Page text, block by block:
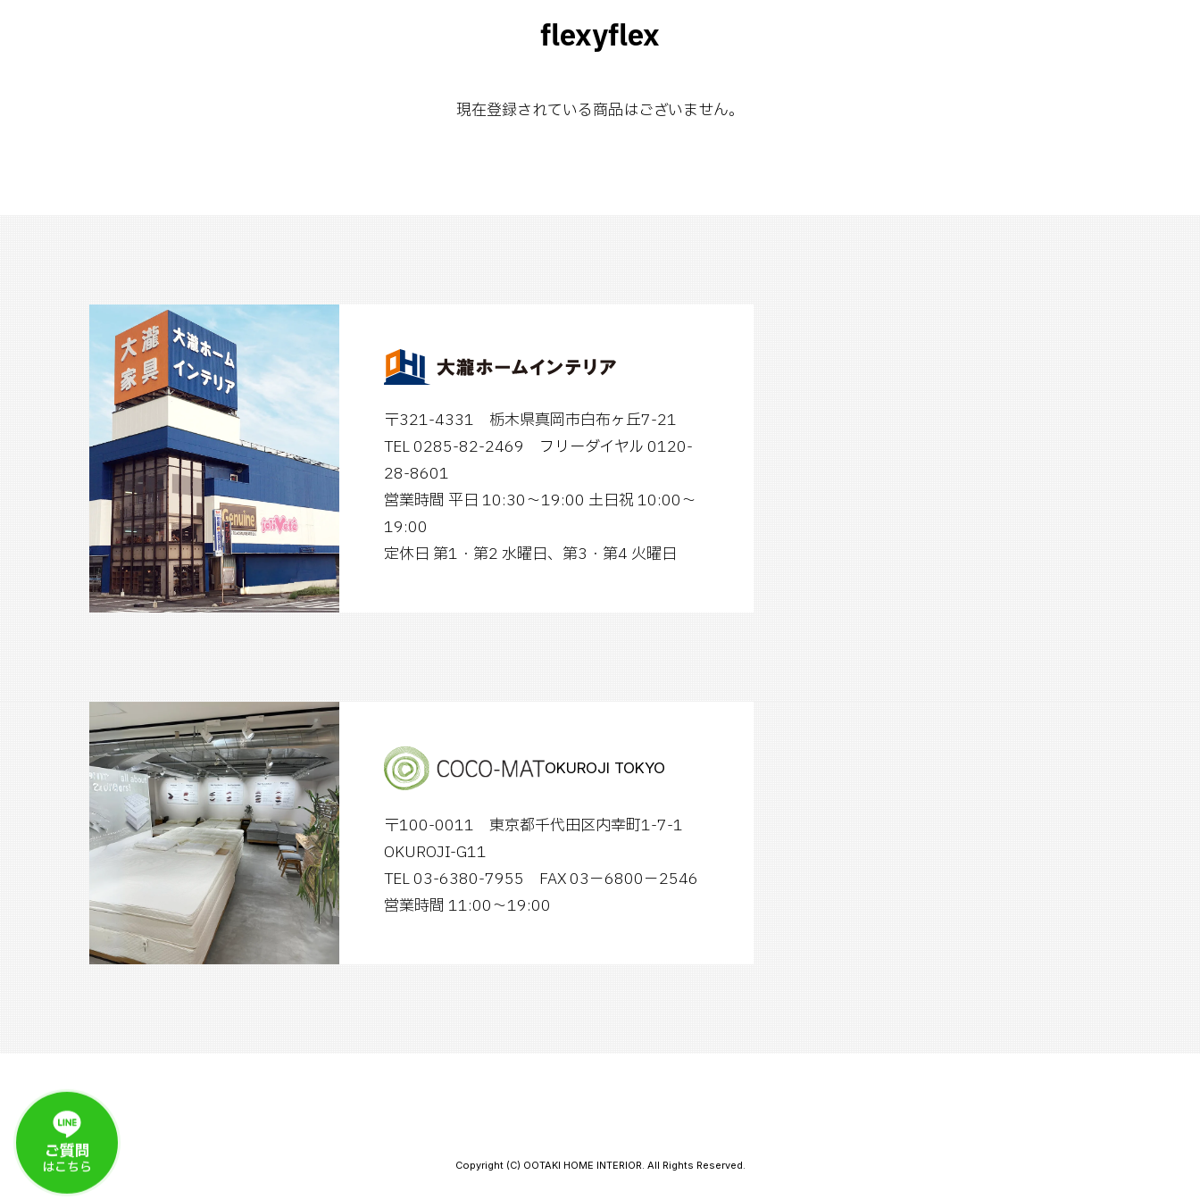
flexyflex
現在登録されている商品はございません。
〒321-4331 栃木県真岡市白布ヶ丘7-21
TEL 0285-82-2469 フリーダイヤル 0120-
28-8601
営業時間 平日 10:30～19:00 土日祝 10:00～
19:00
定休日 第1・第2 水曜日、第3・第4 火曜日
OKUROJI TOKYO
〒100-0011 東京都千代田区内幸町1-7-1
OKUROJI-G11
TEL 03-6380-7955 FAX 03−6800−2546
営業時間 11:00～19:00
Copyright (C) OOTAKI HOME INTERIOR. All Rights Reserved.
ご質問
はこちら